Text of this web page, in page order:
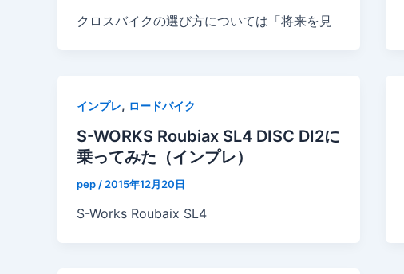
クロスバイクの選び方については「将来を見
インプレ, ロードバイク
S-WORKS Roubiax SL4 DISC DI2に
乗ってみた（インプレ）
pep / 2015年12月20日
S-Works Roubaix SL4